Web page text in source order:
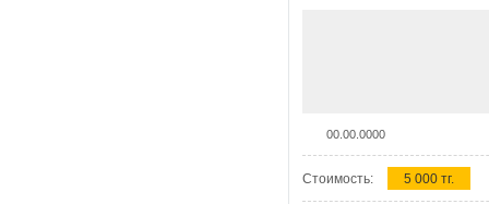
00.00.0000
Стоимость: 5 000 тг.